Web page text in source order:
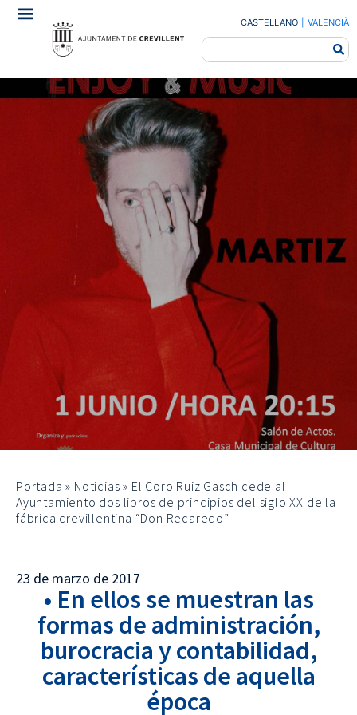
CASTELLANO VALENCIÀ
Portada » Noticias » El Coro Ruiz Gasch cede al
Ayuntamiento dos libros de principios del siglo XX de la
fábrica crevillentina “Don Recaredo”
23 de marzo de 2017
• En ellos se muestran las
formas de administración,
burocracia y contabilidad,
características de aquella
época